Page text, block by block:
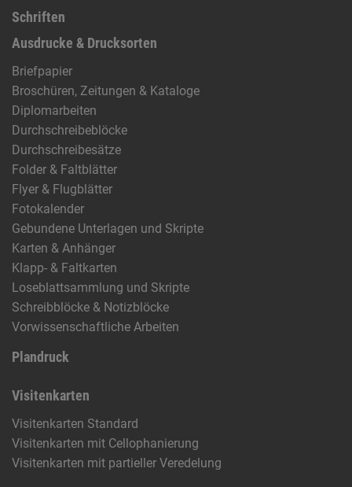
Schriften
Ausdrucke & Drucksorten
Briefpapier
Broschüren, Zeitungen & Kataloge
Diplomarbeiten
Durchschreibeblöcke
Durchschreibesätze
Folder & Faltblätter
Flyer & Flugblätter
Fotokalender
Gebundene Unterlagen und Skripte
Karten & Anhänger
Klapp- & Faltkarten
Loseblattsammlung und Skripte
Schreibblöcke & Notizblöcke
Vorwissenschaftliche Arbeiten
Plandruck
Visitenkarten
Visitenkarten Standard
Visitenkarten mit Cellophanierung
Visitenkarten mit partieller Veredelung